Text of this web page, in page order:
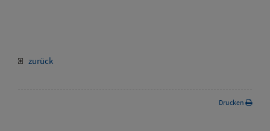
zurück
Drucken